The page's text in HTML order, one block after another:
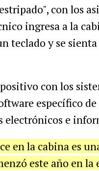
con los
ingresa a la
teclado y se
con los
específico
electrónicos e
en la cabina es
este año en la